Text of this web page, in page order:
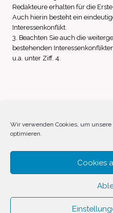
Wir verwenden Cookies, um
optimieren.
Cookies
Redakteure erhalten für die
Auch hierin besteht ein
Interessenkonflikt.
3. Beachten Sie auch die
bestehenden
u.a. unter Ziff. 4.
Impressum